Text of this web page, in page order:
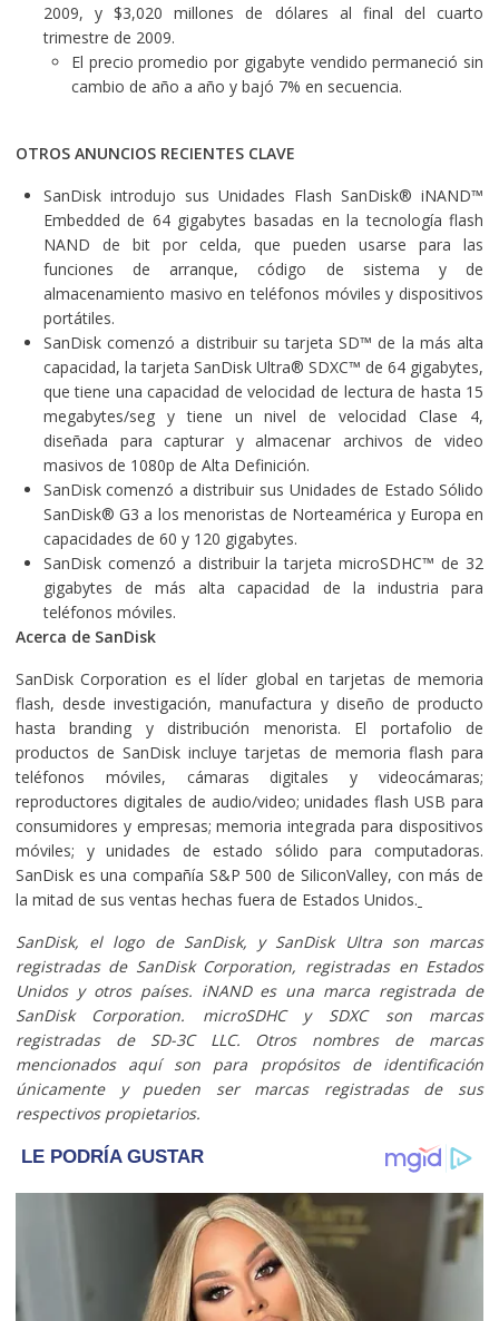
2009, y $3,020 millones de dólares al final del cuarto
trimestre de 2009.
El precio promedio por gigabyte vendido permaneció sin
cambio de año a año y bajó 7% en secuencia.
OTROS ANUNCIOS RECIENTES CLAVE
SanDisk introdujo sus Unidades Flash SanDisk® iNAND™
Embedded de 64 gigabytes basadas en la tecnología flash
NAND de bit por celda, que pueden usarse para las
funciones de arranque, código de sistema y de
almacenamiento masivo en teléfonos móviles y dispositivos
portátiles.
SanDisk comenzó a distribuir su tarjeta SD™ de la más alta
capacidad, la tarjeta SanDisk Ultra® SDXC™ de 64 gigabytes,
que tiene una capacidad de velocidad de lectura de hasta 15
megabytes/seg y tiene un nivel de velocidad Clase 4,
diseñada para capturar y almacenar archivos de video
masivos de 1080p de Alta Definición.
SanDisk comenzó a distribuir sus Unidades de Estado Sólido
SanDisk® G3 a los menoristas de Norteamérica y Europa en
capacidades de 60 y 120 gigabytes.
SanDisk comenzó a distribuir la tarjeta microSDHC™ de 32
gigabytes de más alta capacidad de la industria para
teléfonos móviles.
Acerca de SanDisk
SanDisk Corporation es el líder global en tarjetas de memoria
flash, desde investigación, manufactura y diseño de producto
hasta branding y distribución menorista. El portafolio de
productos de SanDisk incluye tarjetas de memoria flash para
teléfonos móviles, cámaras digitales y videocámaras;
reproductores digitales de audio/video; unidades flash USB para
consumidores y empresas; memoria integrada para dispositivos
móviles; y unidades de estado sólido para computadoras.
SanDisk es una compañía S&P 500 de SiliconValley, con más de
la mitad de sus ventas hechas fuera de Estados Unidos.
SanDisk, el logo de SanDisk, y SanDisk Ultra son marcas
registradas de SanDisk Corporation, registradas en Estados
Unidos y otros países. iNAND es una marca registrada de
SanDisk Corporation. microSDHC y SDXC son marcas
registradas de SD-3C LLC. Otros nombres de marcas
mencionados aquí son para propósitos de identificación
únicamente y pueden ser marcas registradas de sus
respectivos propietarios.